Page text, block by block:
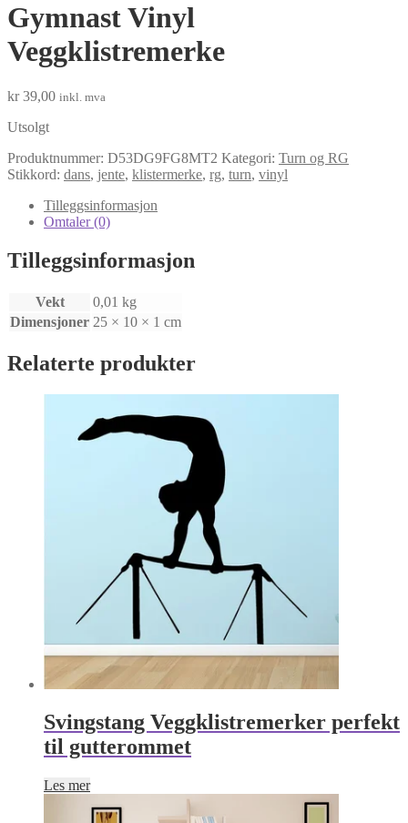
Gymnast Vinyl
Veggklistremerke
kr39,00 inkl. mva
Utsolgt
Produktnummer: D53DG9FG8MT2 Kategori: Turn og RG
Stikkord: dans, jente, klistermerke, rg, turn, vinyl
Tilleggsinformasjon
Omtaler (0)
Tilleggsinformasjon
Vekt
0,01 kg
Dimensjoner 25 × 10 × 1 cm
Relaterte produkter
Svingstang Veggklistremerker perfekt
til gutterommet
Les mer